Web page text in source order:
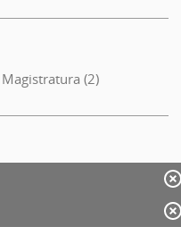
(2)